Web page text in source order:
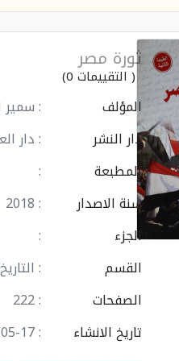
ثورة مصر
( التقييمات 0)
المؤلف
: سمير
دار النشر
: دار
المطبعة
:
سنة الاصدار
: 2018
الجزء
:
القسم
: التاريخ
الصفحات
: 222
تاريخ الانشاء
: 2023-05-17 09:51:27